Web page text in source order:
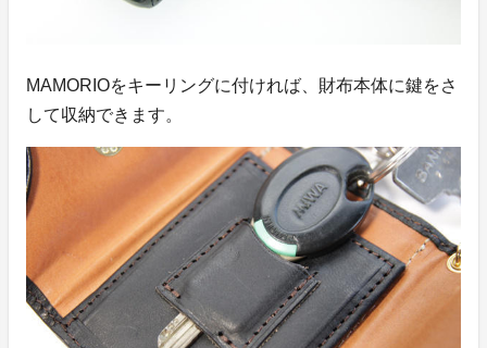
MAMORIOをキーリングに付ければ、財布本体に鍵をさ
して収納できます。